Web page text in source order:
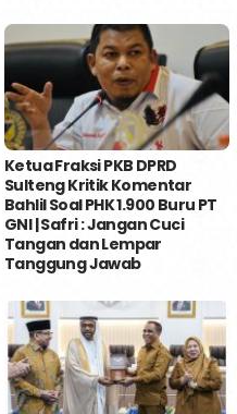
Ketua Fraksi PKB DPRD
Sulteng Kritik Komentar
Bahlil Soal PHK 1.900 Buru PT
GNI | Safri : Jangan Cuci
Tangan dan Lempar
Tanggung Jawab